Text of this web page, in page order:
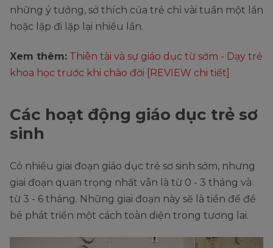
những ý tưởng, sở thích của trẻ chỉ vài tuần một lần
hoặc lặp đi lặp lại nhiều lần.
Xem thêm: Thiên tài và sự giáo dục từ sớm - Dạy trẻ
khoa học trước khi chào đời [REVIEW chi tiết]
Các hoạt động giáo dục trẻ sơ
sinh
Có nhiều giai đoạn giáo dục trẻ sơ sinh sớm, nhưng
giai đoạn quan trọng nhất vẫn là từ 0 - 3 tháng và
từ 3 - 6 tháng. Những giai đoạn này sẽ là tiền đề để
bé phát triển một cách toàn diện trong tương lai.